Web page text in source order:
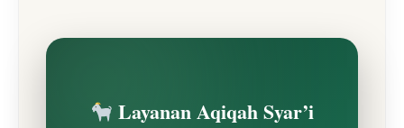
Layanan Aqiqah Syar’i